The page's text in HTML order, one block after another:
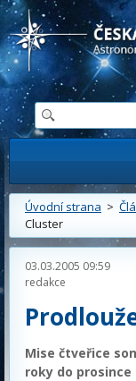
Česká astronomická
Úvodní strana >
Cluster
03.03.2005 09:59
redakce
Mise čtveřice
roky do prosince